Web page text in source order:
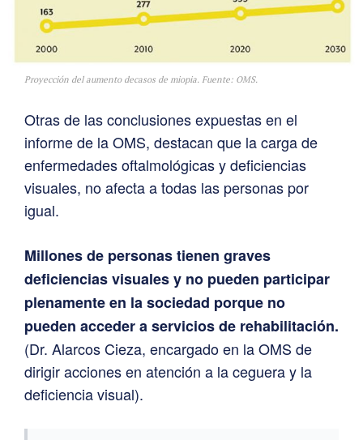
Proyección del aumento decasos de miopia. Fuente: OMS.
Otras de las conclusiones expuestas en el
informe de la OMS, destacan que la carga de
enfermedades oftalmológicas y deficiencias
visuales, no afecta a todas las personas por
igual.
Millones de personas tienen graves
deficiencias visuales y no pueden participar
plenamente en la sociedad porque no
pueden acceder a servicios de rehabilitación.
(Dr. Alarcos Cieza, encargado en la OMS de
dirigir acciones en atención a la ceguera y la
deficiencia visual).